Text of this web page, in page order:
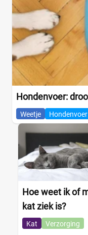
Hondenvoer:
Weetje Hondenvoer
Hoe weet ik of
kat ziek is?
Kat Verzorging